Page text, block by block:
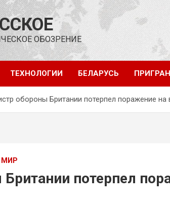
ОБОЗРЕНИЕ
ТЕХНОЛОГИИ БЕЛАРУСЬ
обороны Британии потерпел поражение на
МИР
потерпел